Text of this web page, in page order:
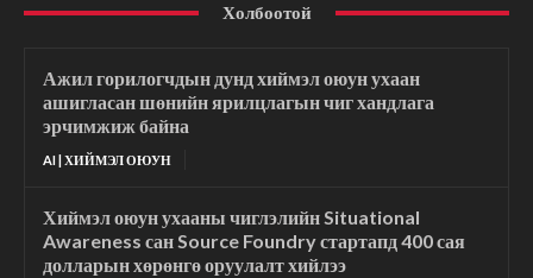
Холбоотой
Ажил горилогчдын дунд хиймэл оюун ухаан
ашигласан шөнийн ярилцлагын чиг хандлага
эрчимжиж байна
AI | ХИЙМЭЛ ОЮУН
Хиймэл оюун ухааны чиглэлийн Situational
Awareness сан Source Foundry стартапд 400 сая
долларын хөрөнгө оруулалт хийлээ